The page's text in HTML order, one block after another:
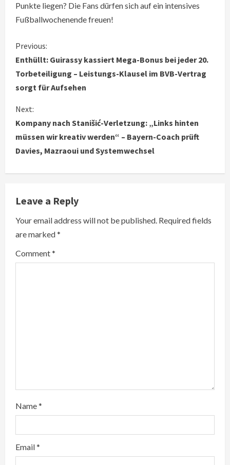
Punkte liegen? Die Fans dürfen sich auf ein intensives
Fußballwochenende freuen!
C
o
n
t
i
n
u
e
R
e
a
Previous:
Enthüllt: Guirassy kassiert Mega-Bonus bei jeder 20.
Torbeteiligung – Leistungs-Klausel im BVB-Vertrag
sorgt für Aufsehen
Next:
Kompany nach Stanišić-Verletzung: „Links hinten
müssen wir kreativ werden“ – Bayern-Coach prüft
Davies, Mazraoui und Systemwechsel
Leave a Reply
Your email address will not be published. Required fields
are marked*
Comment*
Name*
Email*